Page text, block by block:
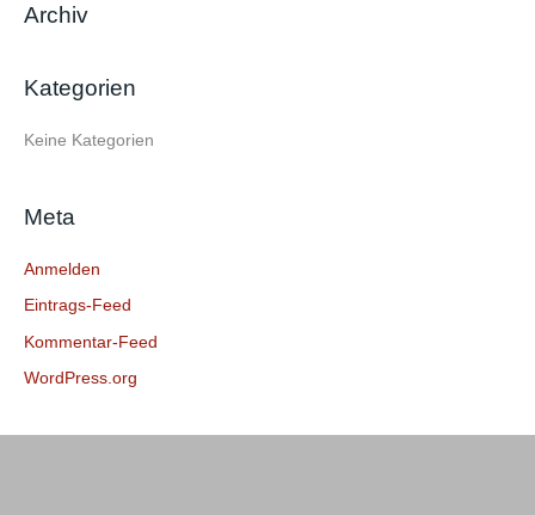
h
n
h
Archiv
Kategorien
Keine Kategorien
Meta
Anmelden
Eintrags-Feed
Kommentar-Feed
WordPress.org